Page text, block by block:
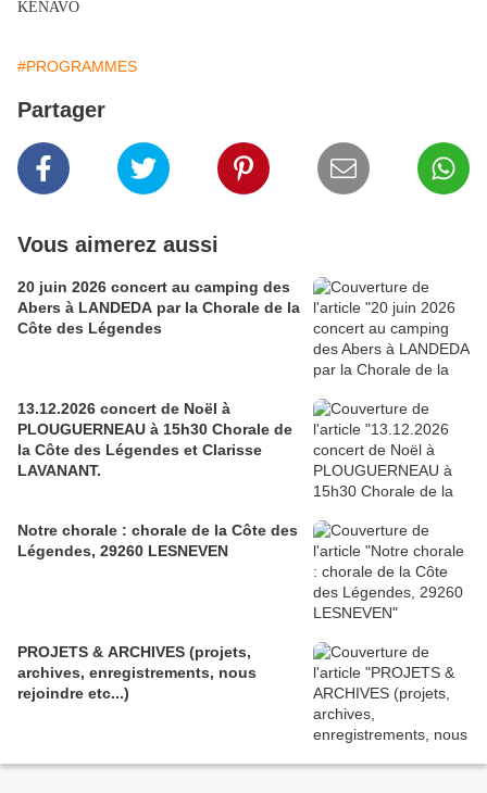
KENAVO
#PROGRAMMES
Partager
Vous aimerez aussi
20 juin 2026 concert au camping des
Abers à LANDEDA par la Chorale de la
Côte des Légendes
13.12.2026 concert de Noël à
PLOUGUERNEAU à 15h30 Chorale de
la Côte des Légendes et Clarisse
LAVANANT.
Notre chorale : chorale de la Côte des
Légendes, 29260 LESNEVEN
PROJETS & ARCHIVES (projets,
archives, enregistrements, nous
rejoindre etc...)